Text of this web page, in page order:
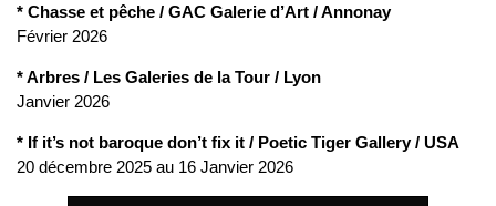
* Chasse et pêche / GAC Galerie d’Art / Annonay
Février 2026
* Arbres / Les Galeries de la Tour / Lyon
Janvier 2026
* If it’s not baroque don’t fix it / Poetic Tiger Gallery / USA
20 décembre 2025 au 16 Janvier 2026